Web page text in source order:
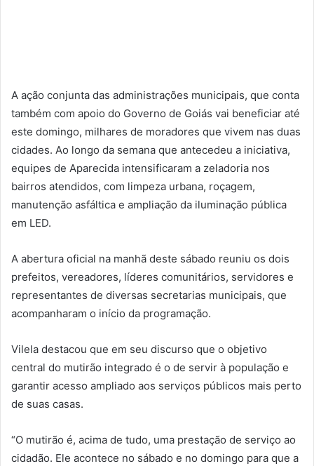
A ação conjunta das administrações municipais, que conta
também com apoio do Governo de Goiás vai beneficiar até
este domingo, milhares de moradores que vivem nas duas
cidades. Ao longo da semana que antecedeu a iniciativa,
equipes de Aparecida intensificaram a zeladoria nos
bairros atendidos, com limpeza urbana, roçagem,
manutenção asfáltica e ampliação da iluminação pública
em LED.
A abertura oficial na manhã deste sábado reuniu os dois
prefeitos, vereadores, líderes comunitários, servidores e
representantes de diversas secretarias municipais, que
acompanharam o início da programação.
Vilela destacou que em seu discurso que o objetivo
central do mutirão integrado é o de servir à população e
garantir acesso ampliado aos serviços públicos mais perto
de suas casas.
“O mutirão é, acima de tudo, uma prestação de serviço ao
cidadão. Ele acontece no sábado e no domingo para que a